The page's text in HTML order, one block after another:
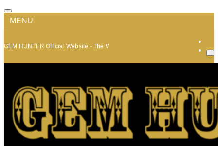
MENU
GEM HUNTER Official Website - The World of Minerals and Jewelry